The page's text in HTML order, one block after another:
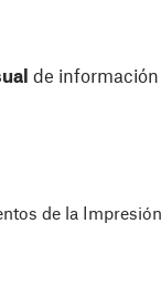
de información
de la